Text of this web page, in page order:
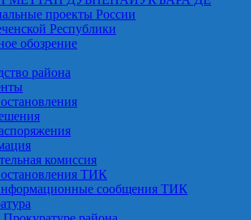
проекты России
Республики
обозрение
района
комиссия
ТИК
сообщения ТИК